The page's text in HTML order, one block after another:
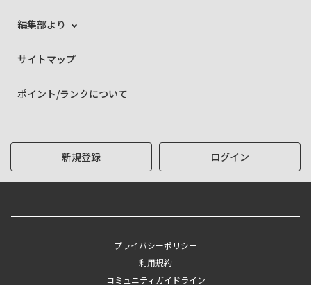
編集部より
サイトマップ
ポイント/ランクについて
新規登録 ログイン
プライバシーポリシー
利用規約
コミュニティガイドライン